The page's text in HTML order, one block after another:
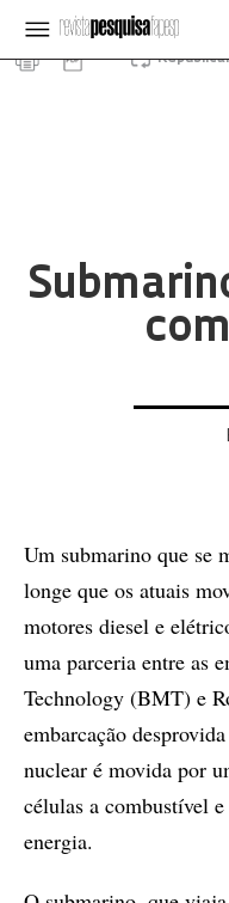
Um submarino que se
longe que os atuais
motores diesel e
uma parceria entre as
Technology (BMT) e
embarcação
nuclear é movida por
células a combustível
energia.